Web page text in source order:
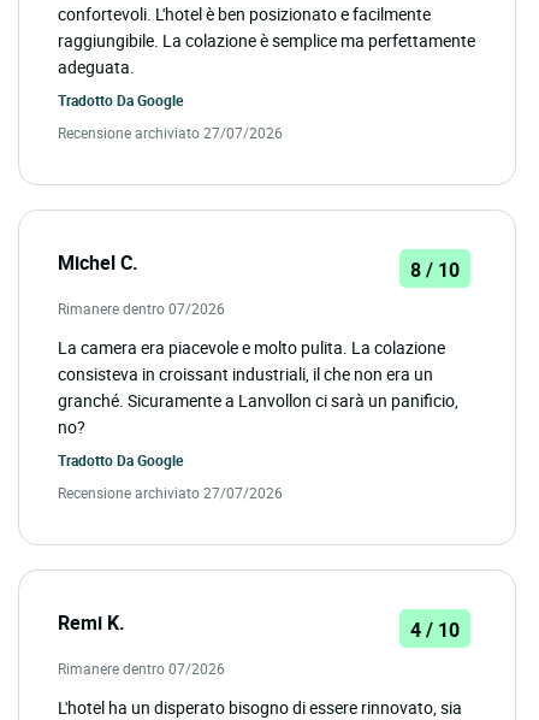
confortevoli. L'hotel è ben posizionato e facilmente
raggiungibile. La colazione è semplice ma perfettamente
adeguata.
Tradotto DaGoogle
Recensione archiviato 27/07/2026
Michel C. 8 / 10
Rimanere dentro 07/2026
La camera era piacevole e molto pulita. La colazione
consisteva in croissant industriali, il che non era un
granché. Sicuramente a Lanvollon ci sarà un panificio,
no?
Tradotto DaGoogle
Recensione archiviato 27/07/2026
Remi K. 4 / 10
Rimanere dentro 07/2026
L'hotel ha un disperato bisogno di essere rinnovato, sia